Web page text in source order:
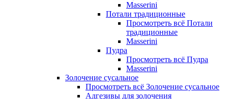
Masserini
Потали традиционные
Просмотреть всё Потали
традиционные
Masserini
Пудра
Просмотреть всё Пудра
Masserini
Золочение сусальное
Просмотреть всё Золочение сусальное
Адгезивы для золочения